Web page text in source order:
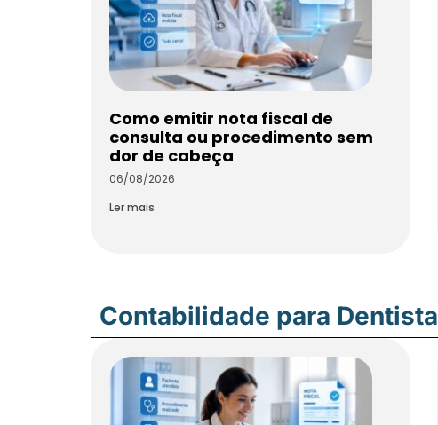
Como emitir nota fiscal de
consulta ou procedimento sem
dor de cabeça
06/08/2026
Ler mais
Contabilidade para Dentista